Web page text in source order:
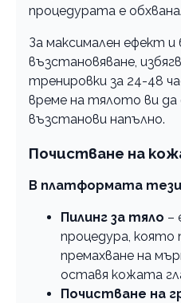
процедурата е
За максимален ефект и
възстановяване,
тренировки за 24-48
време на тялото ви да
възстанови напълно.
Почистване на
В платформата тези
Пилинг за тяло –
процедура, която
премахване на
оставя кожата
Почистване на